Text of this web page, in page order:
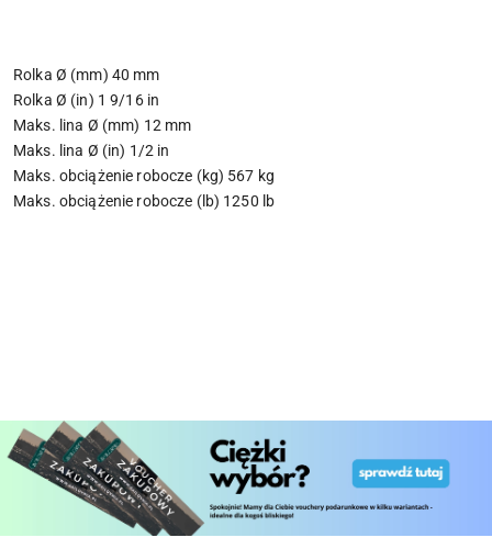
Rolka Ø (mm) 40 mm
Rolka Ø (in) 1 9/16 in
Maks. lina Ø (mm) 12 mm
Maks. lina Ø (in) 1/2 in
Maks. obciążenie robocze (kg) 567 kg
Maks. obciążenie robocze (lb) 1250 lb